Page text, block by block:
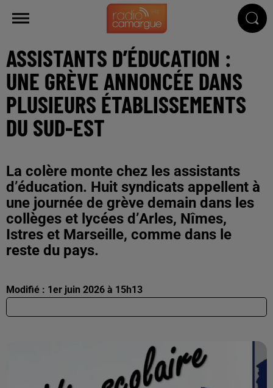
ASSISTANTS D’ÉDUCATION :
UNE GRÈVE ANNONCÉE DANS
PLUSIEURS ÉTABLISSEMENTS
DU SUD-EST
La colère monte chez les assistants
d’éducation. Huit syndicats appellent à
une journée de grève demain dans les
collèges et lycées d’Arles, Nîmes,
Istres et Marseille, comme dans le
reste du pays.
Modifié : 1er juin 2026 à 15h13